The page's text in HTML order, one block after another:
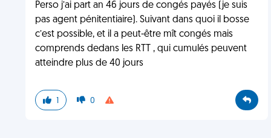
Perso j’ai part an 46 jours de congés payés (je suis
pas agent pénitentiaire). Suivant dans quoi il bosse
c’est possible, et il a peut-être mît congés mais
comprends dedans les RTT , qui cumulés peuvent
atteindre plus de 40 jours
1 0